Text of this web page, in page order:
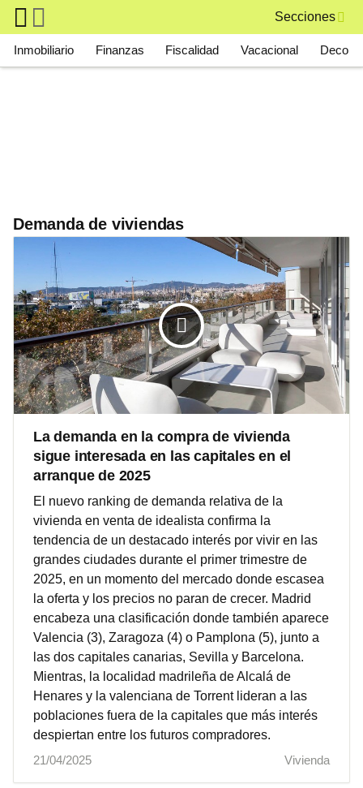
Skip to main content
Secciones
Main navigation
Inmobiliario Finanzas Fiscalidad Vacacional Deco
Demanda de viviendas
La demanda en la compra de vivienda
sigue interesada en las capitales en el
arranque de 2025
El nuevo ranking de demanda relativa de la
vivienda en venta de idealista confirma la
tendencia de un destacado interés por vivir en las
grandes ciudades durante el primer trimestre de
2025, en un momento del mercado donde escasea
la oferta y los precios no paran de crecer. Madrid
encabeza una clasificación donde también aparece
Valencia (3), Zaragoza (4) o Pamplona (5), junto a
las dos capitales canarias, Sevilla y Barcelona.
Mientras, la localidad madrileña de Alcalá de
Henares y la valenciana de Torrent lideran a las
poblaciones fuera de la capitales que más interés
despiertan entre los futuros compradores.
21/04/2025
Vivienda